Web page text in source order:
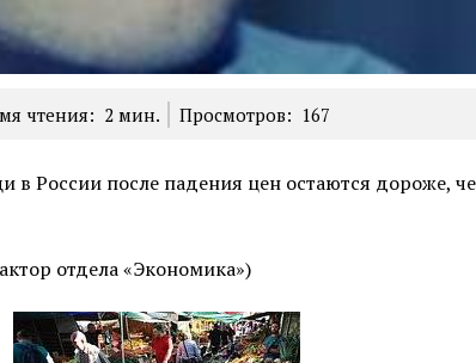
чтения: 2 мин. Просмотров: 167
в России после падения цен остаются дороже,
отдела «Экономика»)